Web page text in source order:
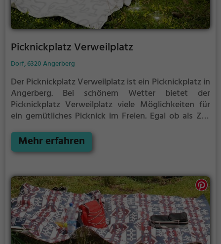
Picknickplatz Verweilplatz
Dorf, 6320 Angerberg
Der Picknickplatz Verweilplatz ist ein Picknickplatz in
Angerberg. Bei schönem Wetter bietet der
Picknickplatz Verweilplatz viele Möglichkeiten für
ein gemütliches Picknick im Freien. Egal ob als Ziel
zwischendurch, der Picknickplatz Verweilplatz ist der
perfekte Ort, um die Akkus wieder aufzutanken und
Mehr erfahren